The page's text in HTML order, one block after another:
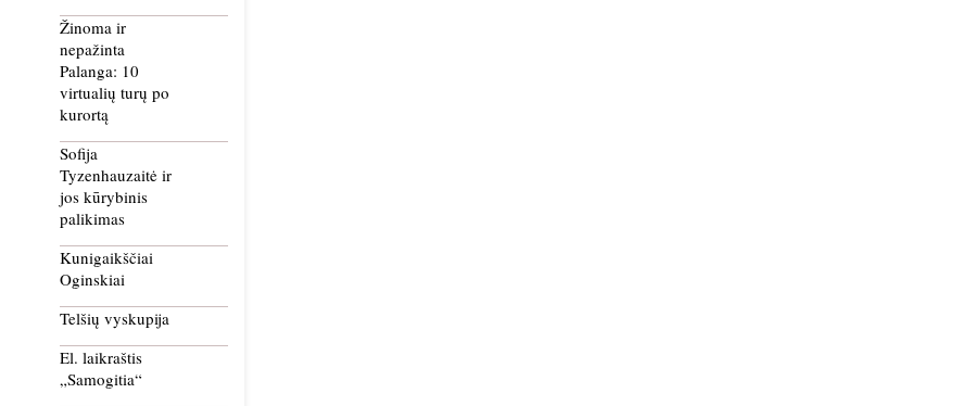
Žinoma ir
nepažinta
Palanga: 10
virtualių turų po
kurortą
Sofija
Tyzenhauzaitė ir
jos kūrybinis
palikimas
Kunigaikščiai
Oginskiai
Telšių vyskupija
El. laikraštis
„Samogitia“